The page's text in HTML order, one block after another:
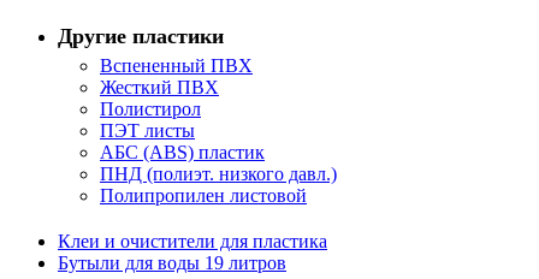
Другие пластики
Вспененный ПВХ
Жесткий ПВХ
Полистирол
ПЭТ листы
АБС (ABS) пластик
ПНД (полиэт. низкого давл.)
Полипропилен листовой
Клеи и очистители для пластика
Бутыли для воды 19 литров